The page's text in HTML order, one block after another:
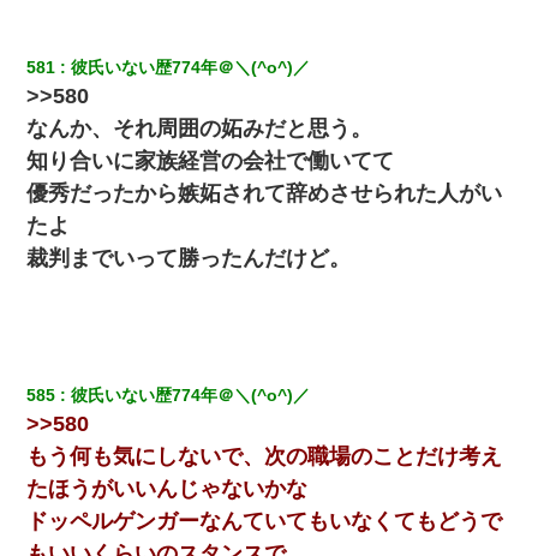
581 彼氏いない歴774年＠＼(^o^)／
>>580
なんか、それ周囲の妬みだと思う。
知り合いに家族経営の会社で働いてて
優秀だったから嫉妬されて辞めさせられた人がい
たよ
裁判までいって勝ったんだけど。
585 彼氏いない歴774年＠＼(^o^)／
>>580
もう何も気にしないで、次の職場のことだけ考え
たほうがいいんじゃないかな
ドッペルゲンガーなんていてもいなくてもどうで